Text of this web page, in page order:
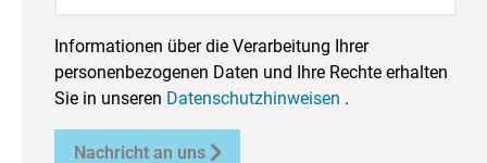
Informationen über die Verarbeitung Ihrer
personenbezogenen Daten und Ihre Rechte erhalten
Sie in unseren Datenschutzhinweisen .
Nachricht an uns 